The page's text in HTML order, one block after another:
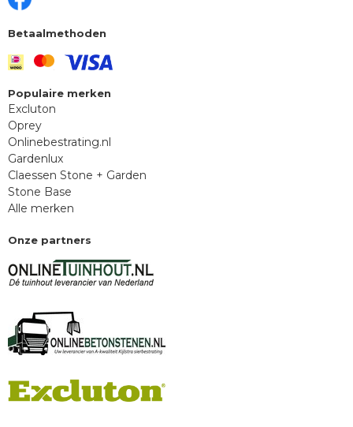
Betaalmethoden
Populaire merken
Excluton
Oprey
Onlinebestrating.nl
Gardenlux
Claessen Stone + Garden
Stone Base
Alle merken
Onze partners